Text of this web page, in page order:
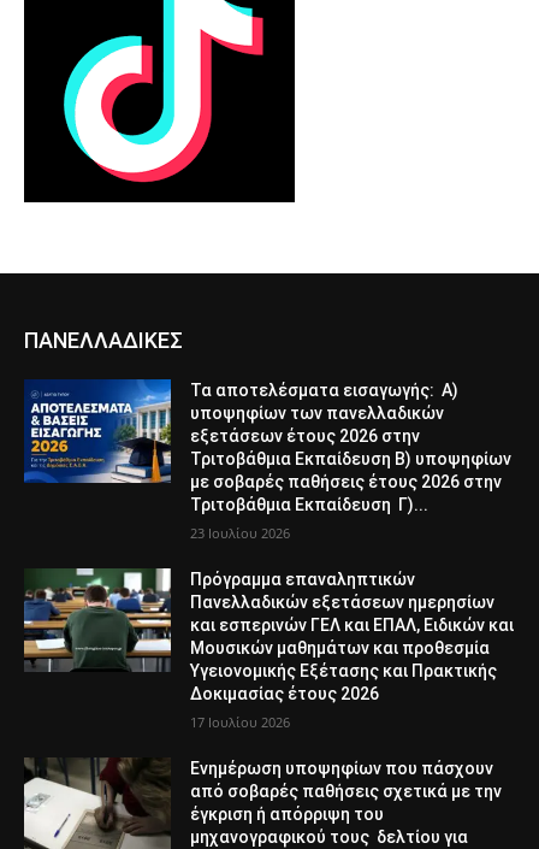
ΠΑΝΕΛΛΑΔΙΚΕΣ
Τα αποτελέσματα εισαγωγής: Α)
υποψηφίων των πανελλαδικών
εξετάσεων έτους 2026 στην
Τριτοβάθμια Εκπαίδευση Β) υποψηφίων
με σοβαρές παθήσεις έτους 2026 στην
Τριτοβάθμια Εκπαίδευση Γ)...
23 Ιουλίου 2026
Πρόγραμμα επαναληπτικών
Πανελλαδικών εξετάσεων ημερησίων
και εσπερινών ΓΕΛ και ΕΠΑΛ, Ειδικών και
Μουσικών μαθημάτων και προθεσμία
Υγειονομικής Εξέτασης και Πρακτικής
Δοκιμασίας έτους 2026
17 Ιουλίου 2026
Ενημέρωση υποψηφίων που πάσχουν
από σοβαρές παθήσεις σχετικά με την
έγκριση ή απόρριψη του
μηχανογραφικού τους δελτίου για